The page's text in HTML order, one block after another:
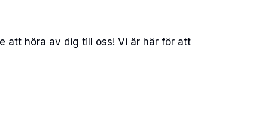
att höra av dig till oss! Vi är här för att